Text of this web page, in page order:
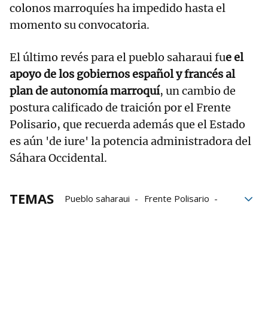
colonos marroquíes ha impedido hasta el
momento su convocatoria.
El último revés para el pueblo saharaui fue el
apoyo de los gobiernos español y francés al
plan de autonomía marroquí, un cambio de
postura calificado de traición por el Frente
Polisario, que recuerda además que el Estado
es aún 'de iure' la potencia administradora del
Sáhara Occidental.
TEMAS Pueblo saharaui
Frente Polisario